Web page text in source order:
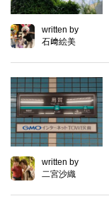
written by
石﨑絵美
written by
二宮沙織